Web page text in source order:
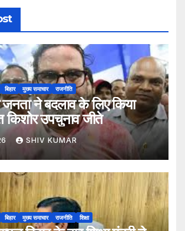
बिहार मुख्य समाचार राजनीति
जनता ने बदलाव के लिए किया
किशोर उपचुनाव जीते
SHIV KUMAR
बिहार मुख्य समाचार राजनीति शिक्षा